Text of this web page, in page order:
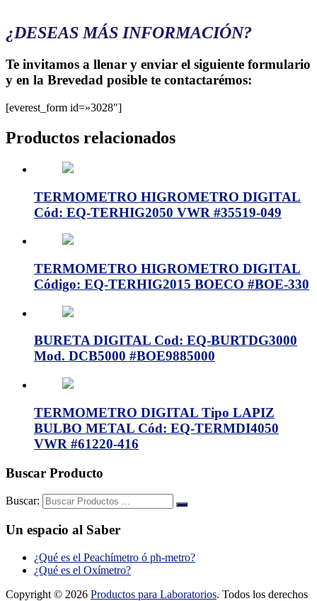
¿DESEAS MÁS INFORMACIÓN?
Te invitamos a llenar y enviar el siguiente formulario
y en la Brevedad posible te contactarémos:
[everest_form id=»3028″]
Productos relacionados
TERMOMETRO HIGROMETRO DIGITAL
Cód: EQ-TERHIG2050 VWR #35519-049
TERMOMETRO HIGROMETRO DIGITAL
Código: EQ-TERHIG2015 BOECO #BOE-330
BURETA DIGITAL Cod: EQ-BURTDG3000
Mod. DCB5000 #BOE9885000
TERMOMETRO DIGITAL Tipo LAPIZ
BULBO METAL Cód: EQ-TERMDI4050
VWR #61220-416
Buscar Producto
Buscar:
Un espacio al Saber
¿Qué es el Peachímetro ó ph-metro?
¿Qué es el Oxímetro?
Copyright © 2026 Productos para Laboratorios. Todos los derechos